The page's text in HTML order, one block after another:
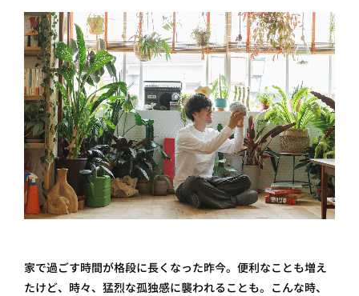
家で過ごす時間が格段に長くなった昨今。便利なことも増え
たけど、時々、猛烈な孤独感に襲われることも。こんな時、